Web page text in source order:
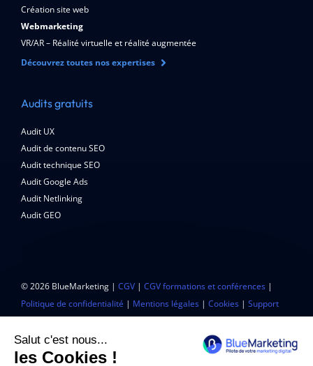
Création site web
Webmarketing
VR/AR – Réalité virtuelle et réalité augmentée
Découvrez toutes nos expertises
Audits gratuits
Audit UX
Audit de contenu SEO
Audit technique SEO
Audit Google Ads
Audit Netlinking
Audit GEO
© 2026 BlueMarketing | CGV| CGV formations et conférences|
Politique de confidentialité | Mentions légales| Cookies| Support